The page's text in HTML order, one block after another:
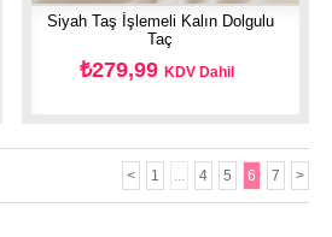
Siyah Taş İşlemeli Kalın Dolgulu
Taç
₺279,99KDV Dahil
< 1 ... 4 5 6 7 >